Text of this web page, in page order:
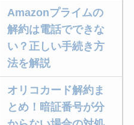
Amazonプライムの
解約は電話でできな
い？正しい手続き方
法を解説
オリコカード解約ま
とめ！暗証番号が分